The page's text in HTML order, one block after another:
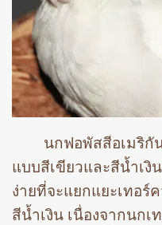
นกฟอพัสสีอเมริกั
แบบสีเขียวและสีน้ำเงิ
ง่ายที่จะแยกแยะเทอร์
สีน้ำเงิน เนื่องจากนก